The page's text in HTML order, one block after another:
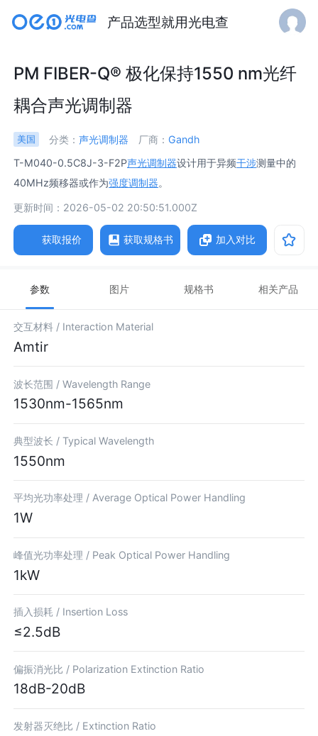
产品选型就用光电查
PM FIBER-Q® 极化保持1550 nm光纤
耦合声光调制器
美国 分类： 声光调制器 厂商： Gandh
T-M040-0.5C8J-3-F2P声光调制器设计用于异频干涉测量中的
40MHz频移器或作为强度调制器。
更新时间：2026-05-02 20:50:51.000Z
获取报价 获取规格书 加入对比
参数 图片 规格书 相关产品
交互材料 / Interaction Material
Amtir
波长范围 /Wavelength Range
1530nm-1565nm
典型波长 /Typical Wavelength
1550nm
平均光功率处理 /Average Optical Power Handling
1W
峰值光功率处理 / Peak Optical Power Handling
1kW
插入损耗 / Insertion Loss
≤2.5dB
偏振消光比 / Polarization Extinction Ratio
18dB-20dB
发射器灭绝比 / Extinction Ratio